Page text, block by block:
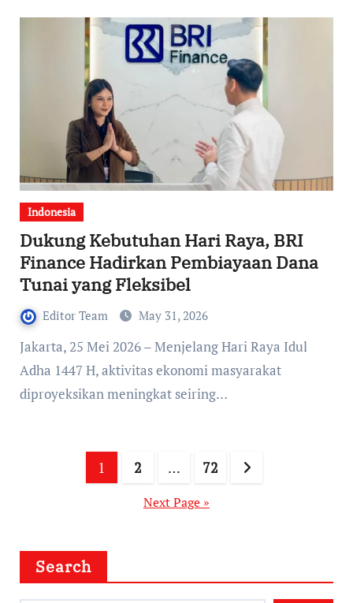
Indonesia
Dukung Kebutuhan Hari Raya, BRI
Finance Hadirkan Pembiayaan Dana
Tunai yang Fleksibel
Editor Team May 31, 2026
Jakarta, 25 Mei 2026 – Menjelang Hari Raya Idul
Adha 1447 H, aktivitas ekonomi masyarakat
diproyeksikan meningkat seiring…
pagination
1 2 … 72
Next Page »
Search